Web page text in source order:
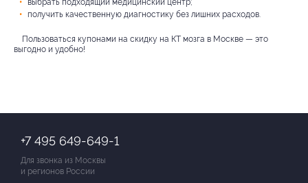
выбрать подходящий медицинский центр;
получить качественную диагностику без лишних расходов.
Пользоваться купонами на скидку на КТ мозга в Москве — это
выгодно и удобно!
+7 495 649-649-1
Для звонка из Москвы
и регионов России